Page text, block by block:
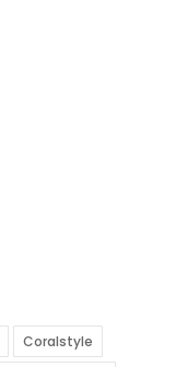
Coralstyle